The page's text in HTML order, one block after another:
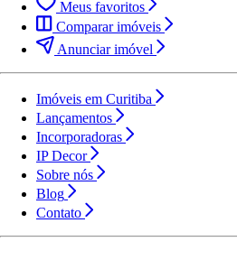
Meus favoritos
Comparar imóveis
Anunciar imóvel
Imóveis em Curitiba
Lançamentos
Incorporadoras
IP Decor
Sobre nós
Blog
Contato